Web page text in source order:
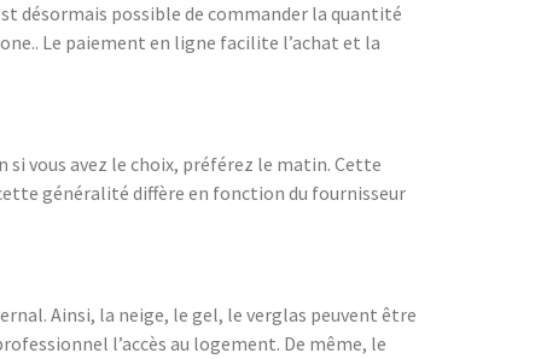
désormais possible de commander la quantité
Le paiement en ligne facilite l’achat et la
si vous avez le choix, préférez le matin. Cette
généralité diffère en fonction du fournisseur
Ainsi, la neige, le gel, le verglas peuvent être
l’accès au logement. De même, le